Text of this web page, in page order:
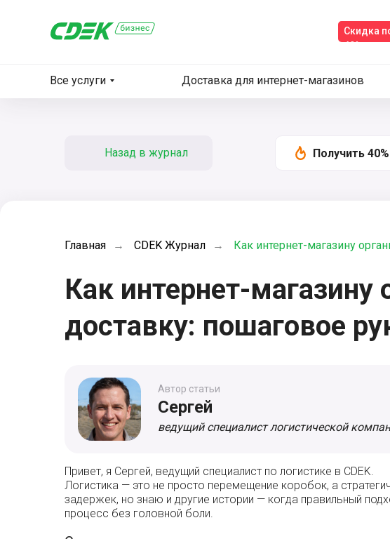
Все услуги Доставка для интернет-магазинов
Скидка
40%
Назад в журнал Получить
Главная → CDEK Журнал → Как интернет-магазину
Как интернет-магазину
доставку: пошаговое
ведущий специалист логистической
Сергей
Автор статьи
Привет, я Сергей, ведущий специалист по логистике в CDEK.
Логистика — это не просто перемещение коробок, а
задержек, но знаю и другие истории — когда правильный
процесс без головной боли.